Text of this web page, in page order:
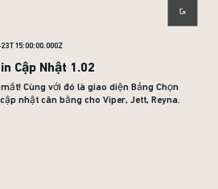
Cập Nhật 1.02
Cùng với đó là giao diện Bảng Chọn
nhật cân bằng cho Viper, Jett, Reyna.